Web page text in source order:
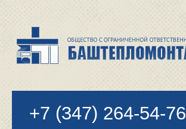
+7 (347) 264-54-76